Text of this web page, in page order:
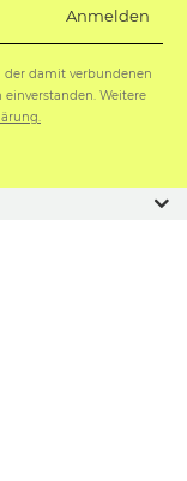
Anmelden
damit verbundenen
Weitere